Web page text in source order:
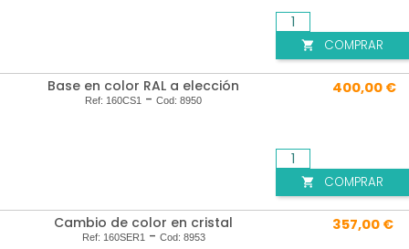
 COMPRAR
Base en color RAL a elección
Ref: 160CS1 - Cod: 8950
400,00 €
 COMPRAR
Cambio de color en cristal
Ref: 160SER1- Cod: 8953
357,00 €